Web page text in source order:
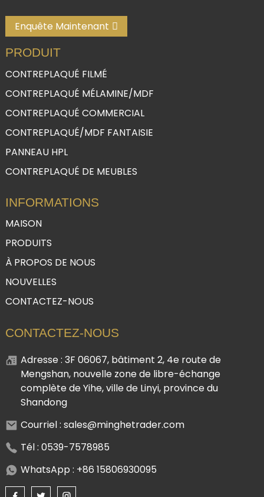
Enquête Maintenant
PRODUIT
CONTREPLAQUÉ FILMÉ
CONTREPLAQUÉ MÉLAMINE/MDF
CONTREPLAQUÉ COMMERCIAL
CONTREPLAQUÉ/MDF FANTAISIE
PANNEAU HPL
CONTREPLAQUÉ DE MEUBLES
INFORMATIONS
MAISON
PRODUITS
À PROPOS DE NOUS
NOUVELLES
CONTACTEZ-NOUS
CONTACTEZ-NOUS
Adresse : 3F 06067, bâtiment 2, 4e route de
Mengshan, nouvelle zone de libre-échange
complète de Yihe, ville de Linyi, province du
Shandong
Courriel : sales@minghetrader.com
Tél : 0539-7578985
WhatsApp : +86 15806930095